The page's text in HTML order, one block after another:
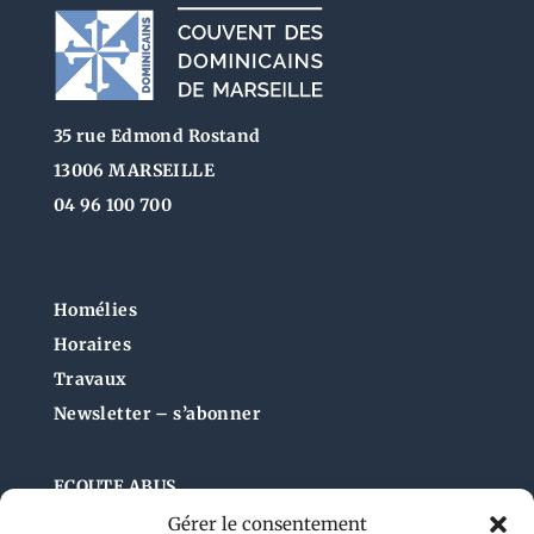
Gérer le consentement
35 rue Edmond Rostand
13006 MARSEILLE
04 96 100 700
Homélies
Horaires
Travaux
Newsletter – s’abonner
ECOUTE ABUS